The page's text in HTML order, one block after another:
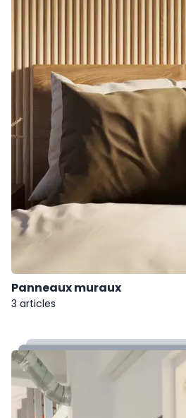
Panneaux muraux
3 articles